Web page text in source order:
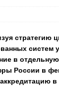
стратегию
систем
в
России в
в